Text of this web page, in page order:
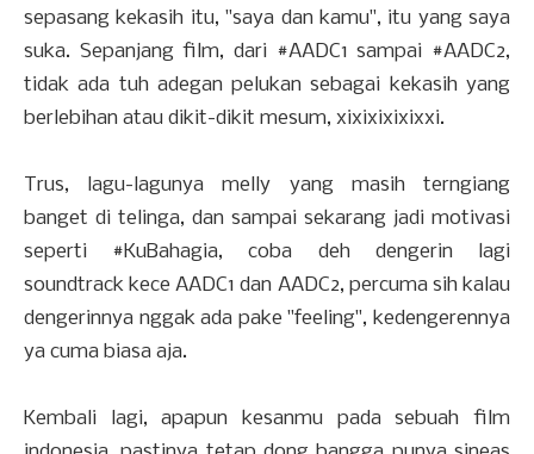
sepasang kekasih itu, "saya dan kamu", itu yang saya
suka. Sepanjang film, dari ‪#‎AADC1‬ sampai ‪#‎AADC2‬,
tidak ada tuh adegan pelukan sebagai kekasih yang
berlebihan atau dikit-dikit mesum, xixixixixixxi.
Trus, lagu-lagunya melly yang masih terngiang
banget di telinga, dan sampai sekarang jadi motivasi
seperti ‪#‎KuBahagia‬, coba deh dengerin lagi
soundtrack kece AADC1 dan AADC2, percuma sih kalau
dengerinnya nggak ada pake "feeling", kedengerennya
ya cuma biasa aja.
Kembali lagi, apapun kesanmu pada sebuah film